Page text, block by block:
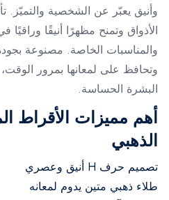
وأنيق يعبّر عن الشخصية
الأذواق وتمنح مظهرًا أنيقًا وراقيًا
والمناسبات الخاصة. مصنوعة بجودة
وتحافظ على لمعانها بمرور
البشرة الحساسة.
أهم مميزات الأقراط
الذهبي
تصميم حرف H أنيق وعصري
طلاء ذهبي متين يدوم لمعانه